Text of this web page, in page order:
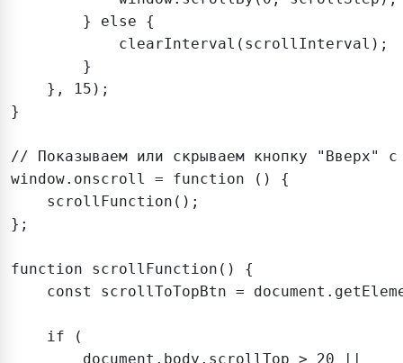
        } else {
            clearInterval(scrollInterval);
        }
    }, 15);
}
// Показываем или скрываем кнопку "Вверх" с
window.onscroll = function () {
    scrollFunction();
};
function scrollFunction() {
const scrollToTopBtn =
    if (
        document.body.scrollTop > 20 ||